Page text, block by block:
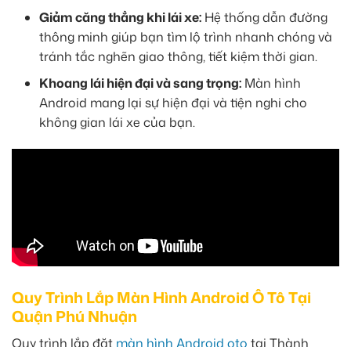
Giảm căng thẳng khi lái xe: Hệ thống dẫn đường
thông minh giúp bạn tìm lộ trình nhanh chóng và
tránh tắc nghẽn giao thông, tiết kiệm thời gian.
Khoang lái hiện đại và sang trọng: Màn hình
Android mang lại sự hiện đại và tiện nghi cho
không gian lái xe của bạn.
Quy Trình Lắp Màn Hình Android Ô Tô Tại
Quận Phú Nhuận
Quy trình lắp đặt màn hình Android oto tại Thành